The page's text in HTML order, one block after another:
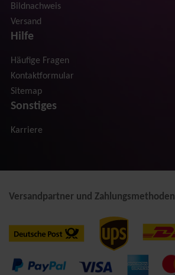
Bildnachweis
Versand
Hilfe
Häufige Fragen
Kontaktformular
Sitemap
Sonstiges
Karriere
Versandpartner und Zahlungsmethoden